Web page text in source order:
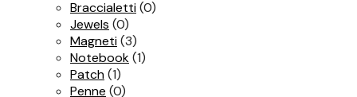
Braccialetti(0)
Jewels (0)
Magneti(3)
Notebook(1)
Patch(1)
Penne (0)